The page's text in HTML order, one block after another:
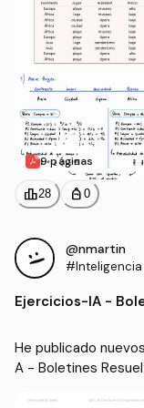
9 páginas
leaderboard28 personal_bag 0
@nmartin
Ejercicios-IA -
He publicado
A - Boletines